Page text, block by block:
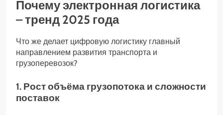
Почему электронная логистика
– тренд 2025 года
Что же делает цифровую логистику главный
направлением развития транспорта и
грузоперевозок?
1. Рост объёма грузопотока и сложности
поставок